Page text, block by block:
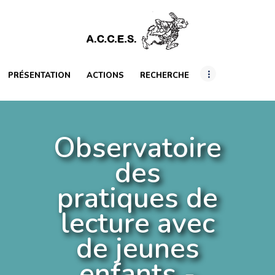
PRÉSENTATION ACTIONS RECHERCHE
Observatoire
des
pratiques de
lecture avec
de jeunes
PRÉSENTATION
ACTIONS
INTERNATIONAL
RESSOURCES
ARTICLES